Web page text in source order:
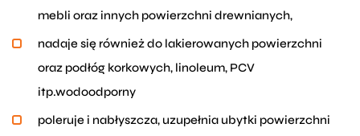
mebli oraz innych powierzchni drewnianych,
nadaje się również do lakierowanych powierzchni
oraz podłóg korkowych, linoleum, PCV
itp.wodoodporny
poleruje i nabłyszcza, uzupełnia ubytki powierzchni